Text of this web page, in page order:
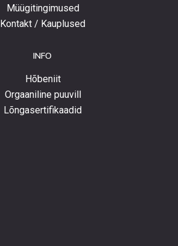
Müügitingimused
Kontakt / Kauplused
INFO
Hõbeniit
Orgaaniline puuvill
Lõngasertifikaadid